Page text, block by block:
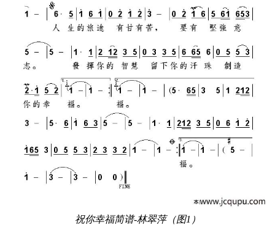
祝你幸福简谱-林翠萍（图1）